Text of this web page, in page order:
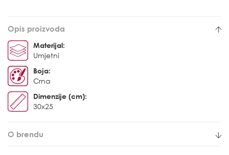
Opis proizvoda
Materijal:
Umjetni
Boja:
Crna
Dimenzije (cm):
30x25
O brendu